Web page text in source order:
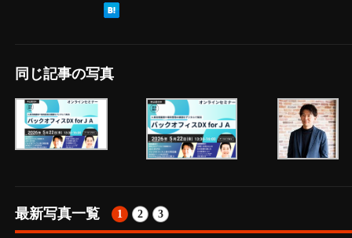
同じ記事の写真
最新写真一覧 1 2 3